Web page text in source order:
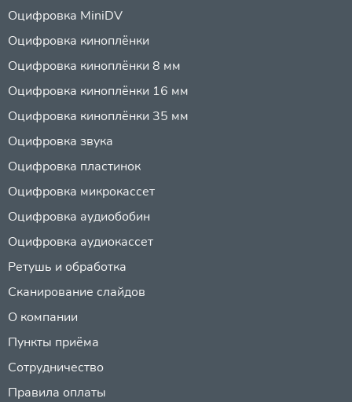
Оцифровка MiniDV
Оцифровка киноплёнки
Оцифровка киноплёнки 8 мм
Оцифровка киноплёнки 16 мм
Оцифровка киноплёнки 35 мм
Оцифровка звука
Оцифровка пластинок
Оцифровка микрокассет
Оцифровка аудиобобин
Оцифровка аудиокассет
Ретушь и обработка
Сканирование слайдов
О компании
Пункты приёма
Сотрудничество
Правила оплаты